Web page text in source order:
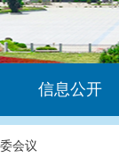
信息公开
会议